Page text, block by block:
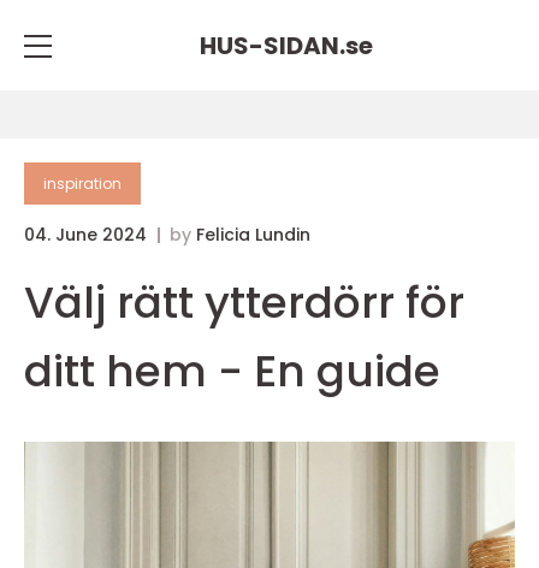
HUS-SIDAN.se
inspiration
04. June 2024 by Felicia Lundin
Välj rätt ytterdörr för
ditt hem - En guide